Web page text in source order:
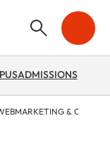
ADMISSIONS
&